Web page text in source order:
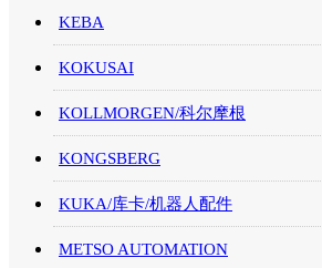
KEBA
KOKUSAI
KOLLMORGEN/科尔摩根
KONGSBERG
KUKA/库卡/机器人配件
METSO AUTOMATION